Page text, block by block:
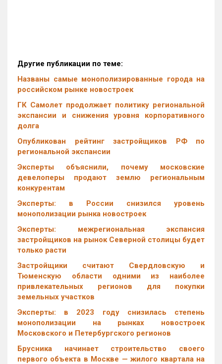
Другие публикации по теме:
Названы самые монополизированные города на
российском рынке новостроек
ГК Самолет продолжает политику региональной
экспансии и снижения уровня корпоративного
долга
Опубликован рейтинг застройщиков РФ по
региональной экспансии
Эксперты объяснили, почему московские
девелоперы продают землю региональным
конкурентам
Эксперты: в России снизился уровень
монополизации рынка новостроек
Эксперты: межрегиональная экспансия
застройщиков на рынок Северной столицы будет
только расти
Застройщики считают Свердловскую и
Тюменскую области одними из наиболее
привлекательных регионов для покупки
земельных участков
Эксперты: в 2023 году снизилась степень
монополизации на рынках новостроек
Московского и Петербургского регионов
Брусника начинает строительство своего
первого объекта в Москве — жилого квартала на